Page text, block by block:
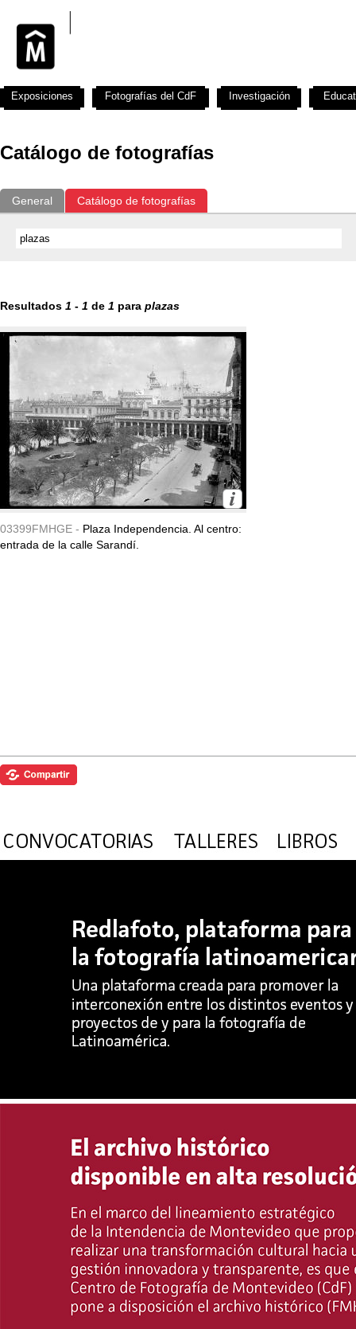
Catálogo de fotografías
General Catálogo de fotografías
Resultados 1 - 1 de 1 para plazas
03399FMHGE - Plaza Independencia. Al centro:
entrada de la calle Sarandí.
Exposiciones Fotografías del CdF Investigación